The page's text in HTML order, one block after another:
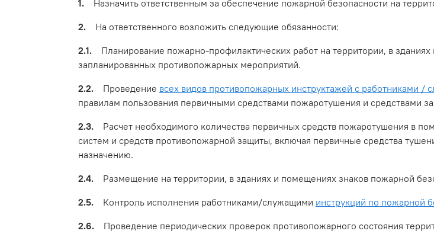
1. Назначить ответственным за обеспечение пожарной безопасности на
2. На ответственного возложить следующие обязанности:
2.1. Планирование пожарно-профилактических работ на территории, в
запланированных противопожарных мероприятий.
2.2. Проведение всех видов противопожарных инструктажей с работниками /
правилам пользования первичными средствами пожаротушения и средствами
2.3. Расчет необходимого количества первичных средств пожаротушения в
систем и средств противопожарной защиты, включая первичные средства
назначению.
2.4. Размещение на территории, в зданиях и помещениях знаков пожарной
2.5. Контроль исполнения работниками/служащими инструкций по пожарной
2.6. Проведение периодических проверок противопожарного состояния